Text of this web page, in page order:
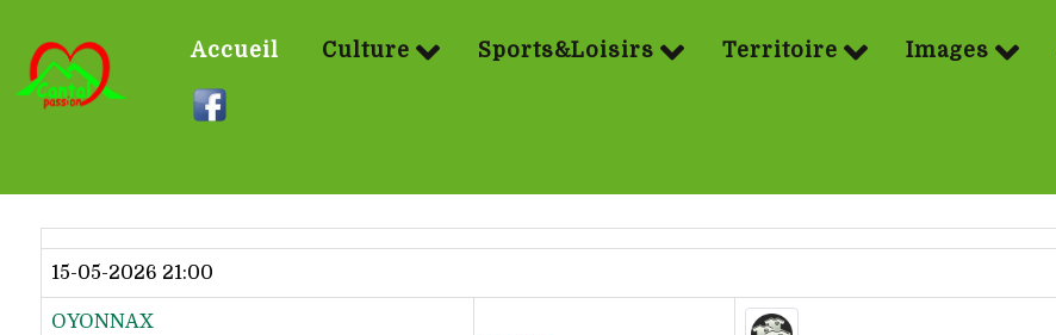
Accueil Culture Sports&Loisirs Territoire Images
15-05-2026 21:00
OYONNAX